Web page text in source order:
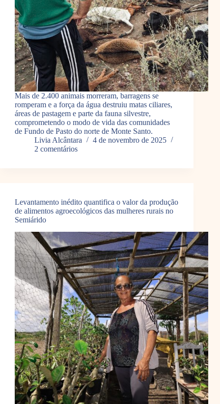
Mais de 2.400 animais morreram, barragens se
romperam e a força da água destruiu matas ciliares,
áreas de pastagem e parte da fauna silvestre,
comprometendo o modo de vida das comunidades
de Fundo de Pasto do norte de Monte Santo.
Livia Alcântara
4 de novembro de 2025
2 comentários
Levantamento inédito quantifica o valor da produção
de alimentos agroecológicos das mulheres rurais no
Semiárido